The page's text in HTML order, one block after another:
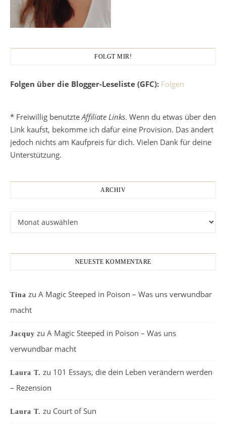
FOLGT MIR!
Folgen über die Blogger-Leseliste (GFC): Folgen
* Freiwillig benutzte Affiliate Links. Wenn du etwas über den
Link kaufst, bekomme ich dafür eine Provision. Das ändert
jedoch nichts am Kaufpreis für dich. Vielen Dank für deine
Unterstützung.
ARCHIV
NEUESTE KOMMENTARE
Tina zu A Magic Steeped in Poison – Was uns verwundbar
macht
Jacquy zu A Magic Steeped in Poison – Was uns
verwundbar macht
Laura T. zu 101 Essays, die dein Leben verändern werden
– Rezension
Laura T. zu Court of Sun